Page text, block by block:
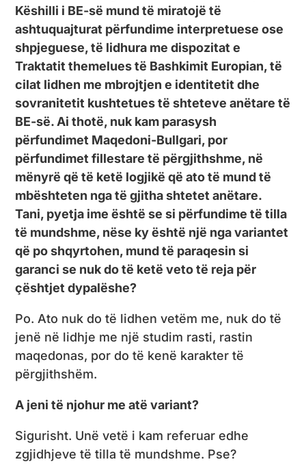
Këshilli i BE-së mund të miratojë të
ashtuquajturat përfundime interpretuese ose
shpjeguese, të lidhura me dispozitat e
Traktatit themelues të Bashkimit Europian, të
cilat lidhen me mbrojtjen e identitetit dhe
sovranitetit kushtetues të shteteve anëtare të
BE-së. Ai thotë, nuk kam parasysh
përfundimet Maqedoni-Bullgari, por
përfundimet fillestare të përgjithshme, në
mënyrë që të ketë logjikë që ato të mund të
mbështeten nga të gjitha shtetet anëtare.
Tani, pyetja ime është se si përfundime të tilla
të mundshme, nëse ky është një nga variantet
që po shqyrtohen, mund të paraqesin si
garanci se nuk do të ketë veto të reja për
çështjet dypalëshe?
Po. Ato nuk do të lidhen vetëm me, nuk do të
jenë në lidhje me një studim rasti, rastin
maqedonas, por do të kenë karakter të
përgjithshëm.
A jeni të njohur me atë variant?
Sigurisht. Unë vetë i kam referuar edhe
zgjidhjeve të tilla të mundshme. Pse?